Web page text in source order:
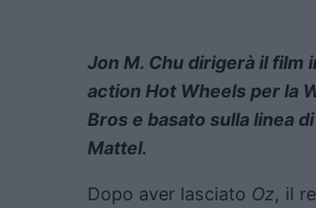
Jon M. Chu dirigerà il film
action Hot Wheels per la
Bros e basato sulla linea
Mattel.
Dopo aver lasciato Oz, il